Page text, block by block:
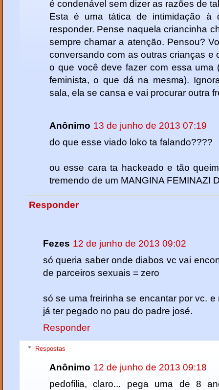
é condenável sem dizer as razões de
Esta é uma tática de intimidação à
responder. Pense naquela criancinha
sempre chamar a atenção. Pensou?
conversando com as outras crianças e
o que você deve fazer com essa uma
feminista, o que dá na mesma).
sala, ela se cansa e vai procurar outra
Anônimo 13 de junho de 2013 07:19
do que esse viado loko ta falando????
ou esse cara ta hackeado e tão
tremendo de um MANGINA FEMINAZI
Responder
Fezes 12 de junho de 2013 09:02
só queria saber onde diabos vc vai
de parceiros sexuais = zero
só se uma freirinha se encantar por vc.
já ter pegado no pau do padre josé.
Responder
Respostas
Anônimo 12 de junho de 2013 09:18
pedofilia, claro... pega uma de 8